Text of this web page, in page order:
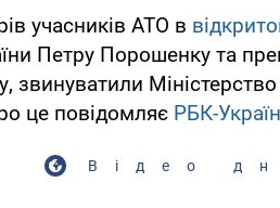
учасників АТО в
Петру Порошенку та
звинуватили
це повідомляє РБК-
Відео